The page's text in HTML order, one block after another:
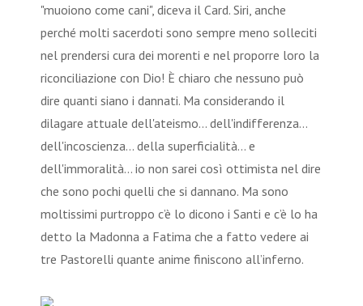
"muoiono come cani", diceva il Card. Siri, anche
perché molti sacerdoti sono sempre meno solleciti
nel prendersi cura dei morenti e nel proporre loro la
riconciliazione con Dio! È chiaro che nessuno può
dire quanti siano i dannati. Ma considerando il
dilagare attuale dell'ateismo... dell'indifferenza...
dell'incoscienza... della superficialità... e
dell'immoralità... io non sarei così ottimista nel dire
che sono pochi quelli che si dannano. Ma sono
moltissimi purtroppo c’è lo dicono i Santi e c’è lo ha
detto la Madonna a Fatima che a fatto vedere ai
tre Pastorelli quante anime finiscono all’inferno.